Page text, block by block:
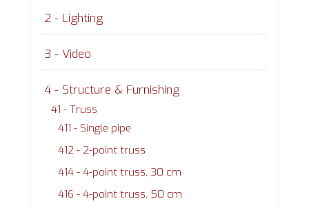
2 - Lighting
3 - Video
4 - Structure & Furnishing
41 - Truss
411 - Single pipe
412 - 2-point truss
414 - 4-point truss, 30 cm
416 - 4-point truss, 50 cm